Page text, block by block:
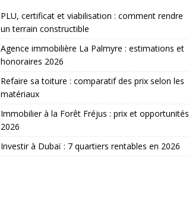
PLU, certificat et viabilisation : comment rendre
un terrain constructible
Agence immobilière La Palmyre : estimations et
honoraires 2026
Refaire sa toiture : comparatif des prix selon les
matériaux
Immobilier à la Forêt Fréjus : prix et opportunités
2026
Investir à Dubaï : 7 quartiers rentables en 2026